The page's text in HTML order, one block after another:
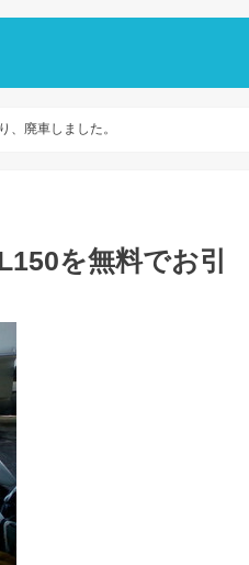
廃車しました。
を無料でお引